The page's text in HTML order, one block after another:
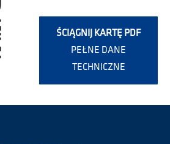
ŚCIĄGNIJ KARTĘ PDF
PEŁNE DANE
TECHNICZNE